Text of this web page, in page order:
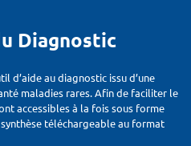
Diagnostic
d’aide au diagnostic issu d’une
maladies rares. Afin de faciliter le
accessibles à la fois sous forme
téléchargeable au format